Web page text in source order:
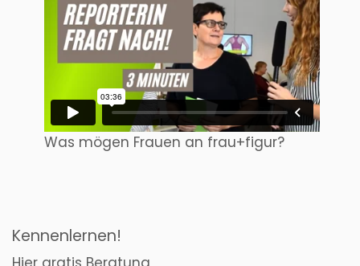
Was mögen Frauen an frau+figur?
Kennenlernen!